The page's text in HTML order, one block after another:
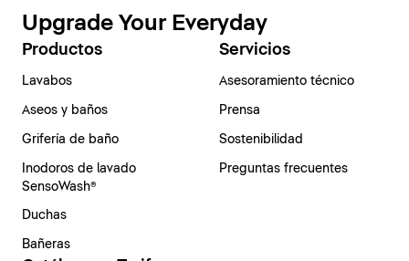
Upgrade Your Everyday
Productos
Lavabos
Aseos y baños
Grifería de baño
Inodoros de lavado
SensoWash®
Duchas
Bañeras
Servicios
Asesoramiento técnico
Prensa
Sostenibilidad
Preguntas frecuentes